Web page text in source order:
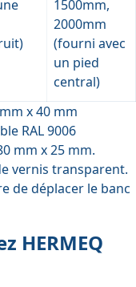
1500mm,
2000mm
(fourni avec
un pied
central)
x 40 mm
RAL 9006
mm x 25 mm.
vernis transparent.
de déplacer le banc
HERMEQ